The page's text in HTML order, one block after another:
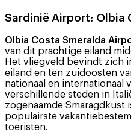
Sardinië Airport: Olbia
Olbia Costa Smeralda
van dit prachtige eiland
Het vliegveld bevindt zich
eiland en ten zuidoosten
nationaal en internationaal
verschillende steden in
zogenaamde Smaragdkust
populairste
toeristen.